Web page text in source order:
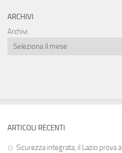
ARCHIVI
Archivi
ARTICOLI RECENTI
Sicurezza integrata, il Lazio prova